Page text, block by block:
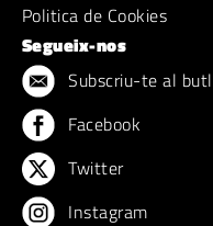
Politica de Cookies
Segueix-nos
Subscriu-te al
Facebook
Twitter
Instagram